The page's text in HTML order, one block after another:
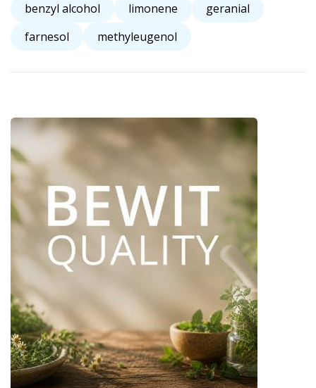
benzyl alcohol
limonene
geranial
farnesol
methyleugenol